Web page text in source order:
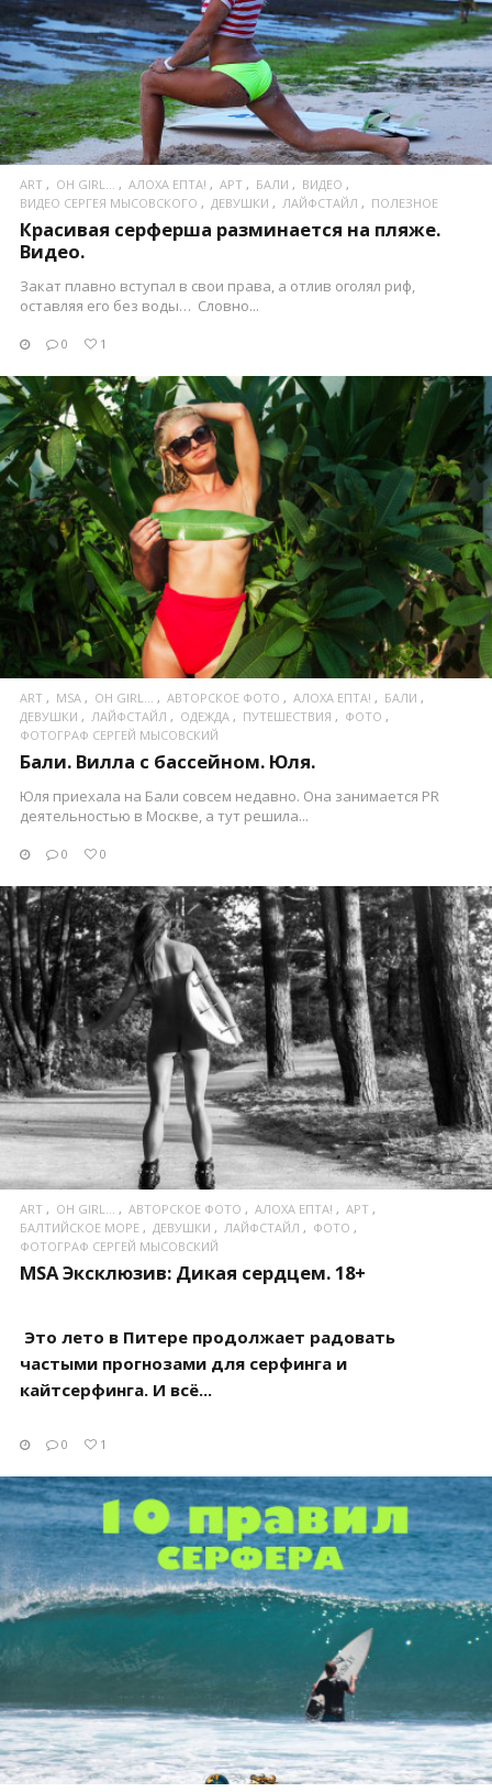
ПОСМОТРЕТЬ
ART OH GIRL... АЛОХА ЕПТА! АРТ БАЛИ
ВИДЕО
ВИДЕО СЕРГЕЯ МЫСОВСКОГО
ДЕВУШКИ ЛАЙФСТАЙЛ ПОЛЕЗНОЕ
Красивая серферша разминается на пляже.
Видео.
Закат плавно вступал в свои права, а отлив оголял риф,
оставляя его без воды… Словно...
0 1
ПОСМОТРЕТЬ
ART MSA OH GIRL... АВТОРСКОЕ ФОТО АЛОХА ЕПТА!
БАЛИ
ДЕВУШКИ
ЛАЙФСТАЙЛ ОДЕЖДА ПУТЕШЕСТВИЯ
ФОТО
ФОТОГРАФ СЕРГЕЙ МЫСОВСКИЙ
Бали. Вилла с бассейном. Юля.
Юля приехала на Бали совсем недавно. Она занимается PR
деятельностью в Москве, а тут решила...
0 0
ПОСМОТРЕТЬ
ART OH GIRL... АВТОРСКОЕ ФОТО АЛОХА ЕПТА!
АРТ
БАЛТИЙСКОЕ МОРЕ
ДЕВУШКИ ЛАЙФСТАЙЛ
ФОТО
ФОТОГРАФ СЕРГЕЙ МЫСОВСКИЙ
MSA Эксклюзив: Дикая сердцем. 18+
Это лето в Питере продолжает радовать
частыми прогнозами для серфинга и
кайтсерфинга. И всё...
0 1